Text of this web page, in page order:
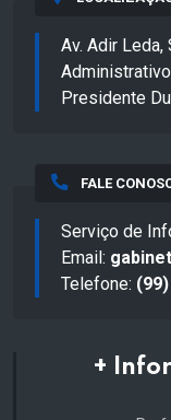
Av. Adir Leda,
Presidente
FALE
Serviço de
Email:
Telefone:
+